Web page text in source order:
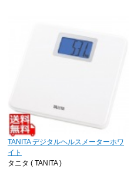
TANITA デジタルヘルスメーターホワ
イト
タニタ ( TANITA )